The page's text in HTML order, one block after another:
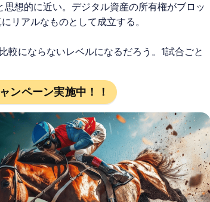
想的に近い。デジタル資産の所有権がブロッ
リアルなものとして成立する。
にならないレベルになるだろう。1試合ごと
ンペーン実施中！！